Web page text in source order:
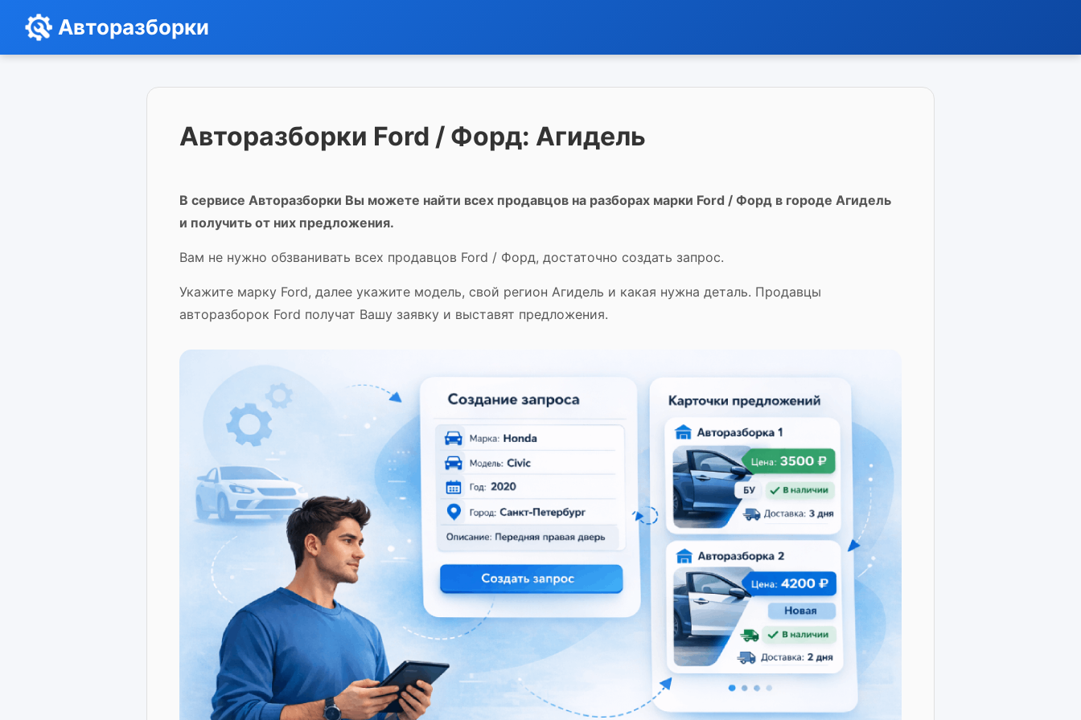
Авторазборки
Авторазборки Ford / Форд: Агидель
В сервисе Авторазборки Вы можете найти всех продавцов на разборах марки Ford / Форд в городе Агидель
и получить от них предложения.
Вам не нужно обзванивать всех продавцов Ford / Форд, достаточно создать запрос.
Укажите марку Ford, далее укажите модель, свой регион Агидель и какая нужна деталь. Продавцы
авторазборок Ford получат Вашу заявку и выставят предложения.